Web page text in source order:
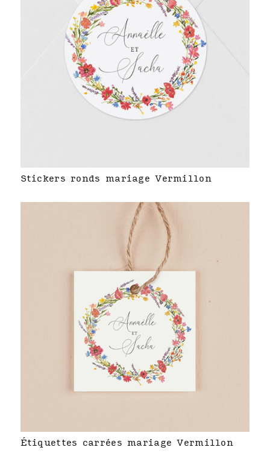
Stickers ronds mariage Vermillon
Étiquettes carrées mariage Vermillon